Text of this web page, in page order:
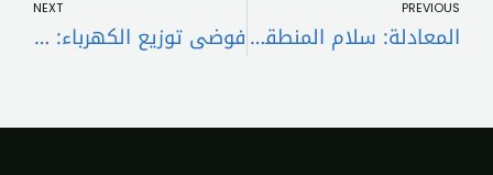
PREVIOUS
المعادلة: سلام المنطقة.. من سلام الجنوب!
NEXT
فوضى توزيع الكهرباء: الحقّ على غرفة التحكّم!